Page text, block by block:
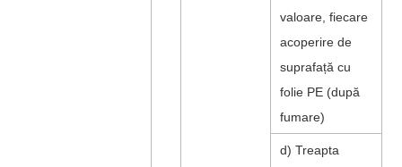
valoare, fiecare
acoperire de
suprafață cu
folie PE (după
fumare)
d) Treapta